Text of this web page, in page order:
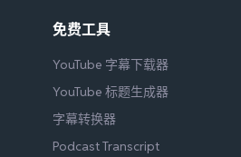
免费工具
YouTube 字幕下载器
YouTube 标题生成器
字幕转换器
Podcast Transcript